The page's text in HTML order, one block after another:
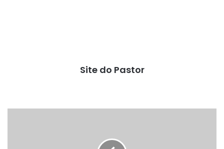
Site do Pastor